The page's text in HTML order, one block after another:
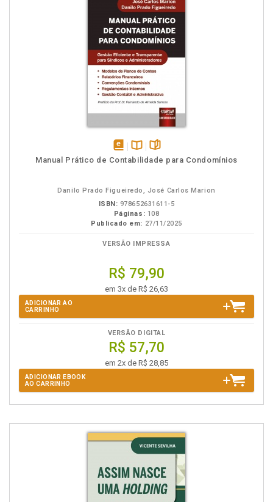
disponívelDisponível
páginas
Manual Prático de Contabilidade para Condomínios
Danilo Prado Figueiredo, José Carlos Marion
ISBN: 978652631611-5
Páginas: 108
Publicado em: 27/11/2025
VERSÃO IMPRESSA
R$ 79,90
em 3x de R$ 26,63
ADICIONAR AO
CARRINHO
VERSÃO DIGITAL
R$ 57,70
em 2x de R$ 28,85
ADICIONAR EBOOK
AO CARRINHO